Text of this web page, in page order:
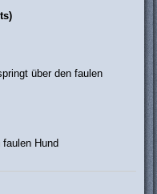
über den faulen